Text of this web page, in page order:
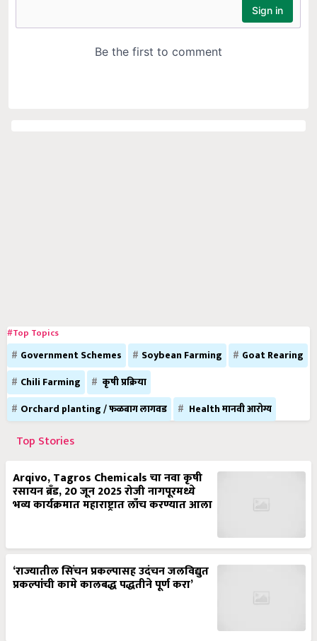
#Top Topics
Government Schemes Soybean Farming
Goat Rearing
Chili Farming
कृषी प्रक्रिया
Orchard planting / फळबाग लागवड
Health मानवी आरोग्य
Top Stories
Arqivo, Tagros Chemicals चा नवा कृषी
रसायन ब्रँड, 20 जून 2025 रोजी नागपूरमध्ये
भव्य कार्यक्रमात महाराष्ट्रात लाँच करण्यात आला
‘राज्यातील सिंचन प्रकल्पासह उदंचन जलविद्युत
प्रकल्पांची कामे कालबद्ध पद्धतीने पूर्ण करा’